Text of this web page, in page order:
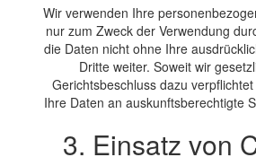
Wir verwenden Ihre
nur zum Zweck der Verwendung
die Daten nicht ohne Ihre
Dritte weiter. Soweit wir
Gerichtsbeschluss dazu
Ihre Daten an auskunftsberechtigte
3. Einsatz von